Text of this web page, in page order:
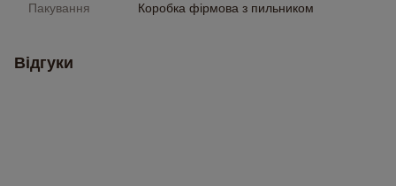
Пакування Коробка фірмова з пильником
Відгуки